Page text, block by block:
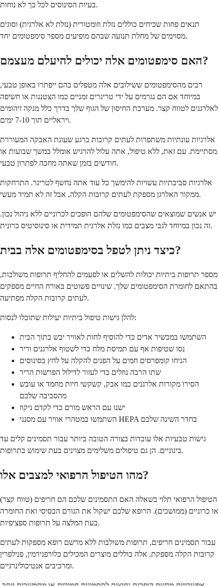
בעיות הסינוסים לכל כך לא נוחות.
תנאים פחות שכיחים כוללים נזלת וזומטורית (נזלת לא אלרגית) וסוגים
מסוימים של מחלת תנועה שבהם מופיעים מספר סימפטומים יחד.
האם סימפטומים אלה יכולים להיעלם מעצמם?
רבים מהסימפטומים ששילובים אלה מטפלים בהם ייפתרו באופן טבעי,
במיוחד אם הם נגרמים על ידי טריגרים זמניים כמו הצטננות או חשיפה
לאלרגנים לטווח קצר. מערכת החיסון של הגוף שלך בדרך כלל מנקה זיהומים
ויראליים תוך 7-10 ימים.
אלרגיות עונתיות משתפרות לעתים קרובות ברגע שעונת האבקה המעוררת
מסתיימת. עם זאת, ללא טיפול, אתה עלול להרגיש אומלל במשך שבועות או
חודשים בזמן שאתה מחכה לפתרון טבעי.
אלרגיות סביבתיות עשויות להימשך כל עוד אתה נחשף לטריגר. התרחקות
ממקור האלרגן מספקת לעתים קרובות הקלה, אבל זה לא תמיד מעשי.
יש אנשים שמוצאים שהסימפטומים שלהם הופכים לכרוניים ללא ניהול נכון.
זה נכון במיוחד לגבי מצבים כמו נזלת אלרגית תמידית או סינוסיטיס כרונית.
כיצד ניתן לטפל בסימפטומים אלה בבית?
מספר תרופות ביתיות יכולות להשלים או לפעמים להחליף תרופות משולבות,
בהתאם לחומרת הסימפטומים שלך. שינויים פשוטים באורח החיים מספקים
לעתים קרובות הקלה מפתיעה.
להלן גישות טיפול ביתיות יעילות שתוכלו לנסות:
השתמשו במכשיר אדים כדי להוסיף לחות לאוויר יבש בתוך הבית
נסו שטיפות אף עם תמיסת מלח כדי לשטוף אלרגנים וריר
הניחו קומפרסים חמים על הפנים להקלה על לחץ בסינוסים
שתו הרבה נוזלים כדי לעזור לדילול הפרשות הריר
הסירו מקורות אלרגנים כמו אבק, קשקשי חיות מחמד או עובש
מהסביבה שלכם
ישנו עם הראש מורם כדי לקדם ניקוז
השתמשו במטהרי אוויר עם מסנני HEPA בחדר השינה שלכם
גישות טבעיות אלו עובדות בצורה הטובה ביותר עבור תסמינים קלים עד
בינוניים. הן גם טיפולים משלימים מצוינים בעת שימוש בתרופות.
מהו הטיפול הרפואי למצבים אלו?
הטיפול הרפואי תלוי בשאלה האם התסמינים שלכם הם חריפים (טווח קצר)
או כרוניים (ממושכים). הרופא שלכם ישקול את הגורם הבסיסי ואת החומרה
בעת המלצה על תרופות ספציפיות.
עבור תסמינים חריפים, תרופות משולבות ללא מרשם רופא מספקות לעתים
קרובות הקלה מספקת. אלה כוללים מוצרים המכילים כלורפנירמין, פנילפרין
ומרכיבים אנטיכולינרגיים.